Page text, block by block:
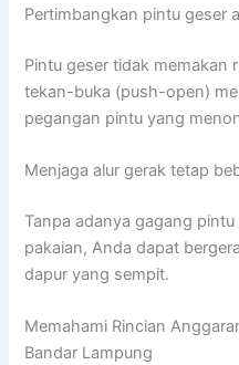
Pertimbangkan pintu geser
Pintu geser tidak memakan
tekan-buka (push-open)
pegangan pintu yang
Menjaga alur gerak tetap
Tanpa adanya gagang
pakaian, Anda dapat
dapur yang sempit.
Memahami Rincian
Bandar Lampung